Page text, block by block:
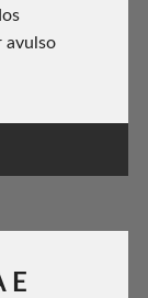
avulso
E